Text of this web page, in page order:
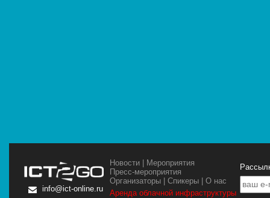
info@ict-online.ru
Новости | Мероприятия
Пресс-мероприятия
Организаторы |Спикеры |О нас
Аренда облачной инфраструктуры